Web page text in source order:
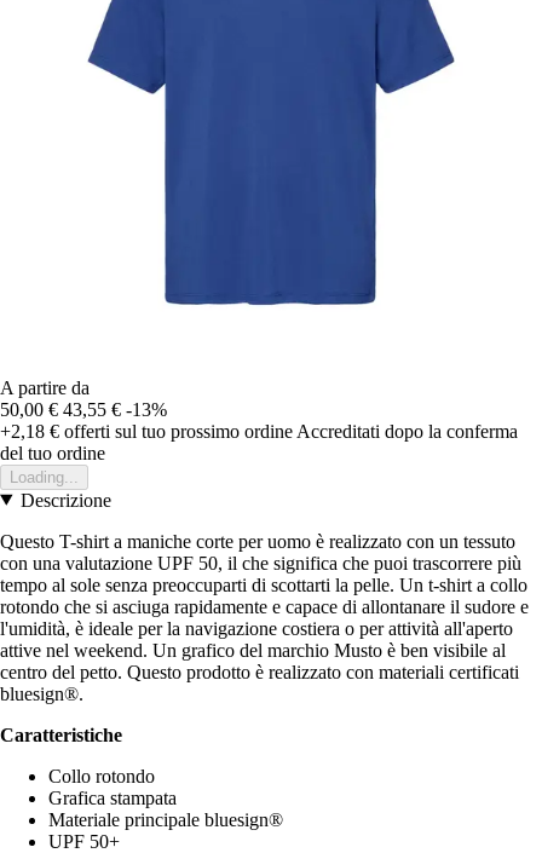
A partire da
50,00 € 43,55 € -13%
+2,18 € offerti sul tuo prossimo ordine Accreditati dopo la conferma
del tuo ordine
Loading...
Descrizione
Questo T-shirt a maniche corte per uomo è realizzato con un tessuto
con una valutazione UPF 50, il che significa che puoi trascorrere più
tempo al sole senza preoccuparti di scottarti la pelle. Un t-shirt a collo
rotondo che si asciuga rapidamente e capace di allontanare il sudore e
l'umidità, è ideale per la navigazione costiera o per attività all'aperto
attive nel weekend. Un grafico del marchio Musto è ben visibile al
centro del petto. Questo prodotto è realizzato con materiali certificati
bluesign®.
Caratteristiche
Collo rotondo
Grafica stampata
Materiale principale bluesign®
UPF 50+